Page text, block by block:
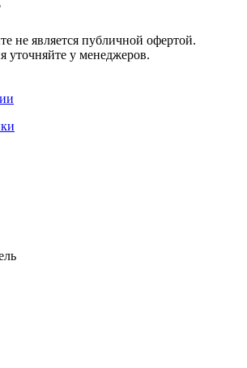
не является публичной офертой.
уточняйте у менеджеров.